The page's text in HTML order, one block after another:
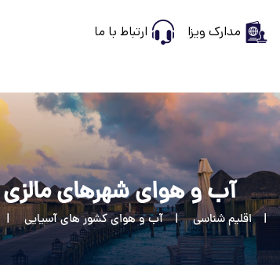
مدارک ویزا ارتباط با ما
آب و هوای شهرهای مالزی
اقلیم شناسی آب و هوای کشور های آسیایی